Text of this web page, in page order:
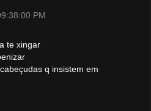
PM
te xingar
q insistem em